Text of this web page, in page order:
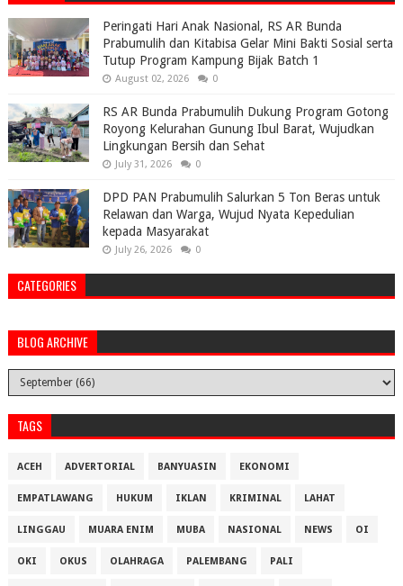
Peringati Hari Anak Nasional, RS AR Bunda
Prabumulih dan Kitabisa Gelar Mini Bakti Sosial serta
Tutup Program Kampung Bijak Batch 1
August 02, 2026 0
RS AR Bunda Prabumulih Dukung Program Gotong
Royong Kelurahan Gunung Ibul Barat, Wujudkan
Lingkungan Bersih dan Sehat
July 31, 2026 0
DPD PAN Prabumulih Salurkan 5 Ton Beras untuk
Relawan dan Warga, Wujud Nyata Kepedulian
kepada Masyarakat
July 26, 2026 0
CATEGORIES
BLOG ARCHIVE
TAGS
ACEH ADVERTORIAL BANYUASIN EKONOMI
EMPATLAWANG HUKUM IKLAN KRIMINAL LAHAT
LINGGAU MUARA ENIM MUBA NASIONAL NEWS OI
OKI OKUS OLAHRAGA PALEMBANG PALI